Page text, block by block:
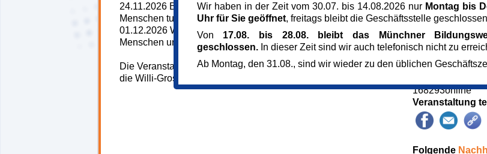
24.11.2026 Bleib nah - Was kann ich für sterbende
Menschen tun?
01.12.2026 Wer hilft? - Wo bekommen sterbende
Menschen und ihre An-und Zugehörigen Unterstützung?
Die Veranstaltung ist kostenfrei dank der Förderung durch
die Willi-Gross-Stifung.
0,00 €
Referent_in
Katarina Theißing
Isabella Berr
168293online
Veranstaltung
Folgende
Wir haben in der Zeit vom 30.07. bis 14.08.2026 nur Montag bis
Uhr für Sie geöffnet, freitags bleibt die Geschäftsstelle
Von 17.08. bis 28.08. bleibt das Münchner
geschlossen.In dieser Zeit sind wir auch telefonisch nicht zu
Ab Montag, den 31.08., sind wir wieder zu den üblichen